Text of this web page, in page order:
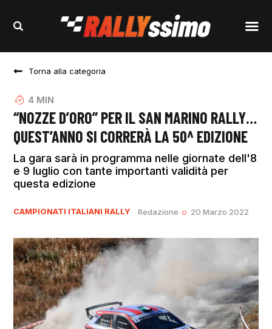
Torna alla categoria
4 MIN
“NOZZE D’ORO” PER IL SAN MARINO RALLY…
QUEST’ANNO SI CORRERÀ LA 50^ EDIZIONE
La gara sarà in programma nelle giornate dell'8
e 9 luglio con tante importanti validità per
questa edizione
CAMPIONATI ITALIANI RALLY Redazione 20 Marzo 2022